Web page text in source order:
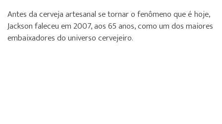
Antes da cerveja artesanal se tornar o fenômeno que é hoje,
Jackson faleceu em 2007, aos 65 anos, como um dos maiores
embaixadores do universo cervejeiro.